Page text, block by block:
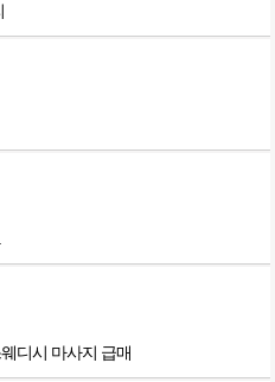
디시 마사지 급매